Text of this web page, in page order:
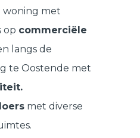
woning met
op commerciële
langs de
te Oostende met
met diverse